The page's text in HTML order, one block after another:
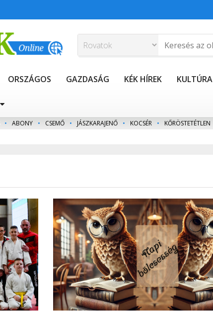
ORSZÁGOS GAZDASÁG KÉK HÍREK KULTÚRA
• ABONY • CSEMŐ • JÁSZKARAJENŐ • KOCSÉR • KŐRÖSTETÉTLEN